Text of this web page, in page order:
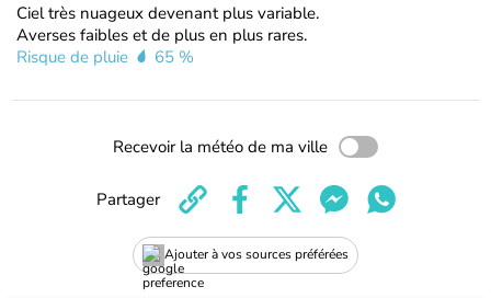
Ciel très nuageux devenant plus variable.
Averses faibles et de plus en plus rares.
Risque de pluie
65 %
Recevoir la météo de ma ville
Ajouter à vos sources préférées
Partager